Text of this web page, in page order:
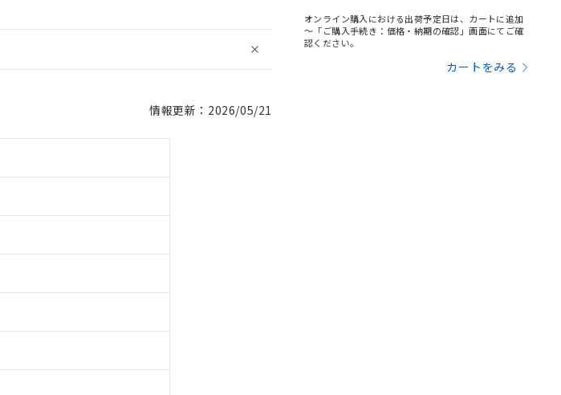
情報更新：2026/05/21
オンライン購入における出荷予定日は、カートに追加
～「ご購入手続き：価格・納期の確認」画面にてご確
認ください。
カートをみる